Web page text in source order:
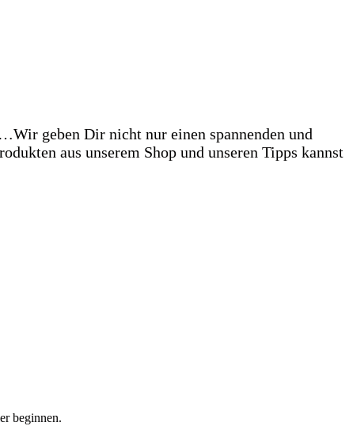
geben Dir nicht nur einen spannenden und
aus unserem Shop und unseren Tipps kannst
beginnen.